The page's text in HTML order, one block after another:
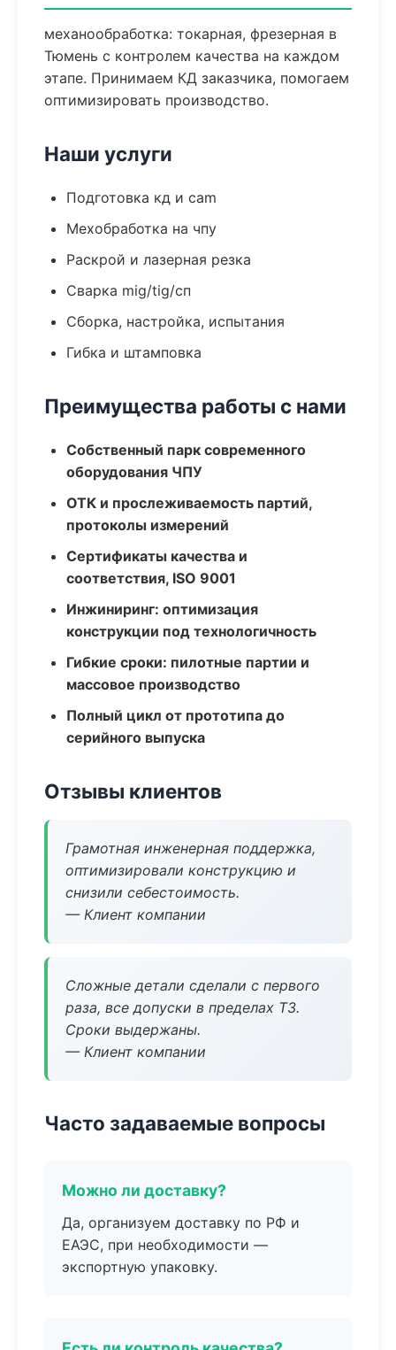
механообработка: токарная, фрезерная в
Тюмень с контролем качества на каждом
этапе. Принимаем КД заказчика, помогаем
оптимизировать производство.
Наши услуги
Подготовка кд и cam
Мехобработка на чпу
Раскрой и лазерная резка
Сварка mig/tig/сп
Сборка, настройка, испытания
Гибка и штамповка
Преимущества работы с нами
Собственный парк современного
оборудования ЧПУ
ОТК и прослеживаемость партий,
протоколы измерений
Сертификаты качества и
соответствия, ISO 9001
Инжиниринг: оптимизация
конструкции под технологичность
Гибкие сроки: пилотные партии и
массовое производство
Полный цикл от прототипа до
серийного выпуска
Отзывы клиентов
Грамотная инженерная поддержка,
оптимизировали конструкцию и
снизили себестоимость.
— Клиент компании
Сложные детали сделали с первого
раза, все допуски в пределах ТЗ.
Сроки выдержаны.
— Клиент компании
Часто задаваемые вопросы
Можно ли доставку?
Да, организуем доставку по РФ и
ЕАЭС, при необходимости —
экспортную упаковку.